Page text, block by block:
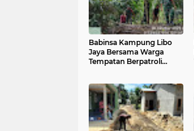
Babinsa Kampung Libo
Jaya Bersama Warga
Tempatan Berpatroli